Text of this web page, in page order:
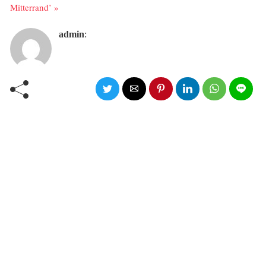
Mitterrand’ »
admin: